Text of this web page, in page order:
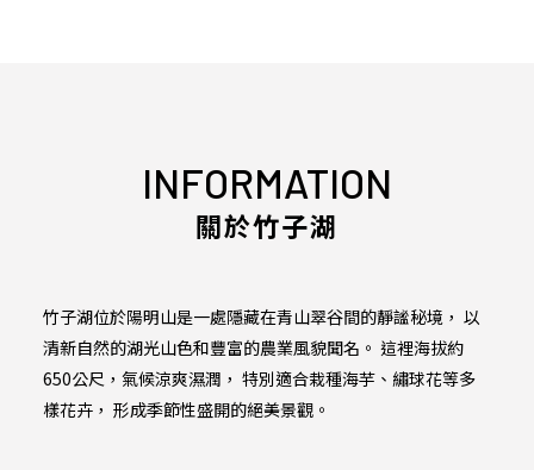
INFORMATION
關於竹子湖
竹子湖位於陽明山是一處隱藏在青山翠谷間的靜謐秘境， 以
清新自然的湖光山色和豐富的農業風貌聞名。 這裡海拔約
650公尺，氣候涼爽濕潤， 特別適合栽種海芋、繡球花等多
樣花卉， 形成季節性盛開的絕美景觀。